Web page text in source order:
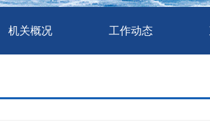
机关概况 工作动态